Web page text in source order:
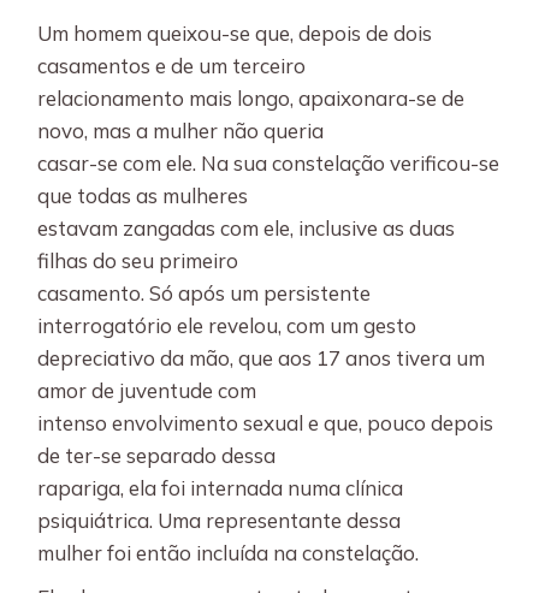
Um homem queixou-se que, depois de dois
casamentos e de um terceiro
relacionamento mais longo, apaixonara-se de
novo, mas a mulher não queria
casar-se com ele. Na sua constelação verificou-se
que todas as mulheres
estavam zangadas com ele, inclusive as duas
filhas do seu primeiro
casamento. Só após um persistente
interrogatório ele revelou, com um gesto
depreciativo da mão, que aos 17 anos tivera um
amor de juventude com
intenso envolvimento sexual e que, pouco depois
de ter-se separado dessa
rapariga, ela foi internada numa clínica
psiquiátrica. Uma representante dessa
mulher foi então incluída na constelação.